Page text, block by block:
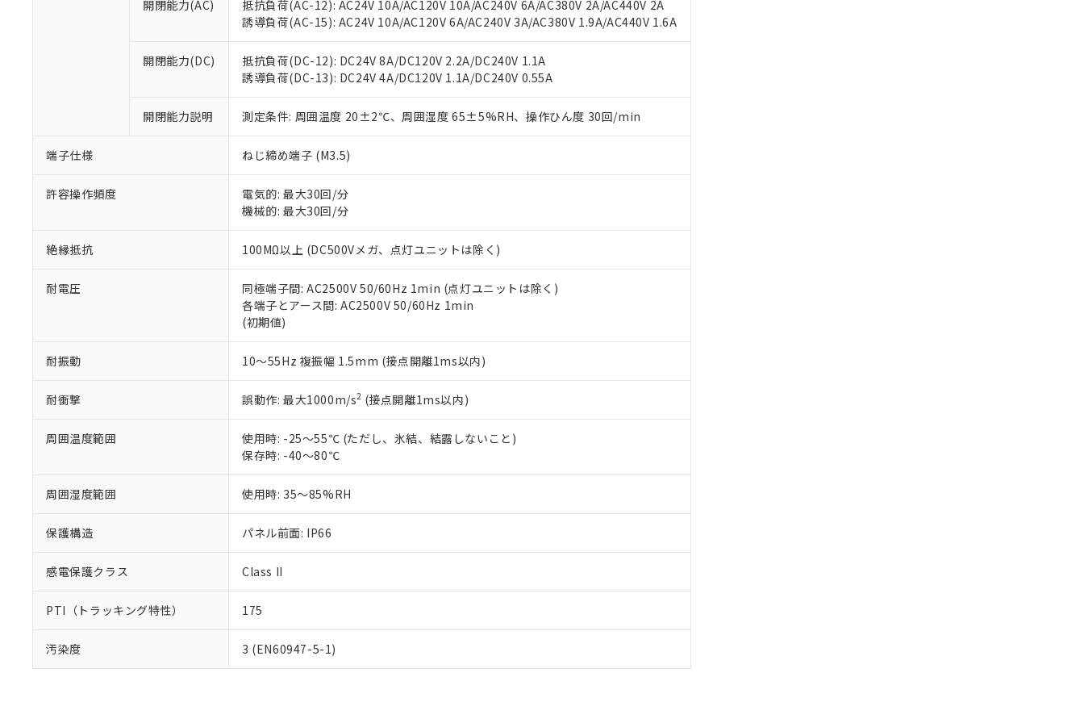
開閉能力(AC)
抵抗負荷(AC-12): AC24V 10A/AC120V 10A/AC240V 6A/AC380V 2A/AC440V 2A
誘導負荷(AC-15): AC24V 10A/AC120V 6A/AC240V 3A/AC380V 1.9A/AC440V 1.6A
開閉能力(DC)
抵抗負荷(DC-12): DC24V 8A/DC120V 2.2A/DC240V 1.1A
誘導負荷(DC-13): DC24V 4A/DC120V 1.1A/DC240V 0.55A
開閉能力説明 測定条件: 周囲温度 20±2℃、周囲湿度 65±5%RH、操作ひん度 30回/min
端子仕様 ねじ締め端子 (M3.5)
許容操作頻度
電気的: 最大30回/分
機械的: 最大30回/分
絶縁抵抗 100MΩ以上 (DC500Vメガ、点灯ユニットは除く)
耐電圧
同極端子間: AC2500V 50/60Hz 1min (点灯ユニットは除く)
各端子とアース間: AC2500V 50/60Hz 1min
(初期値)
耐振動 10～55Hz 複振幅 1.5mm (接点開離1ms以内)
耐衝撃 誤動作: 最大1000m/s2 (接点開離1ms以内)
周囲温度範囲
使用時: -25～55℃ (ただし、氷結、結露しないこと)
保存時: -40～80℃
周囲湿度範囲 使用時: 35～85%RH
保護構造 パネル前面: IP66
感電保護クラス Class II
PTI（トラッキング特性） 175
汚染度 3 (EN60947-5-1)
お客様が当ウェブサイト上で当社にご登録された部品リストについて、当社および当社の共同利用者
が、当社の製品・サービスに関するお客様との取引・商談に必要な範囲で利用することをご了承くだ
さい。
※当社の共同利用者とは、"個人情報の共同利用に関して"
いる法人を指します。
※3 非含有証明書ダウンロード
下記の非含有証明書をダウンロードすることができます。
EU RoHS指令（10物質）の非含有証明書
51物質の非含有証明書（当社基準）
※本証明書は発行日時点で非含有を証明するもので、過去に遡って非含有を証明するものではありません。
また、RoHS指令のフタル酸エステル類４物質の対応では、対応完了までの期間は出荷製品に未対応品が
既に当社にて対応品への在庫切替を完了していることから、特段のことがない限り、2022年1月12日よ
り割愛しております。
「－」：未確認です。当社販売部門へお問い合わせください。
合意する キャンセル
白